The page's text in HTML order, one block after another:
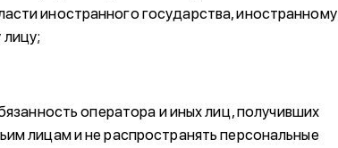
иностранного государства, иностранному
оператора и иных лиц, получивших
лицам и не распространять персональные